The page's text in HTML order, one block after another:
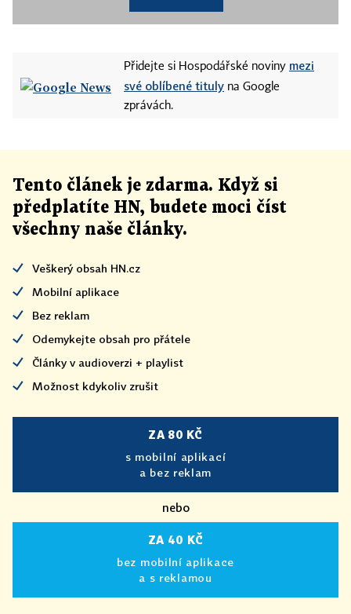
Přidejte si Hospodářské noviny mezi
své oblíbené tituly na Google
zprávách.
Tento článek je zdarma. Když si
předplatíte HN, budete moci číst
všechny naše články.
Veškerý obsah HN.cz
Mobilní aplikace
Bez reklam
Odemykejte obsah pro přátele
Články v audioverzi + playlist
Možnost kdykoliv zrušit
ZA 80 KČ
s mobilní aplikací
a bez reklam
nebo
ZA 40 KČ
bez mobilní aplikace
a s reklamou